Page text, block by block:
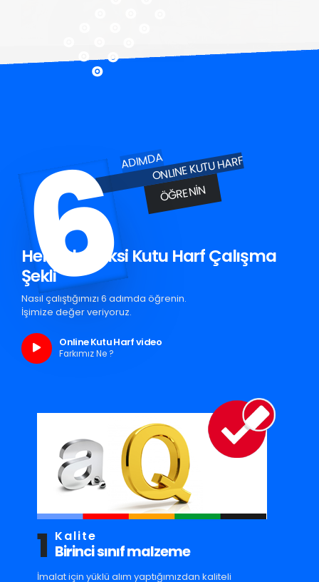
6ADIMDAONLINE KUTU HARF
ÖĞRENIN
Hendek Pleksi Kutu Harf Çalışma
Şekli
Nasıl çalıştığımızı 6 adımda öğrenin.
İşimize değer veriyoruz.
Online Kutu Harf video
Farkımız Ne ?
1 Kalite
Birinci sınıf malzeme
İmalat için yüklü alım yaptığımızdan kaliteli